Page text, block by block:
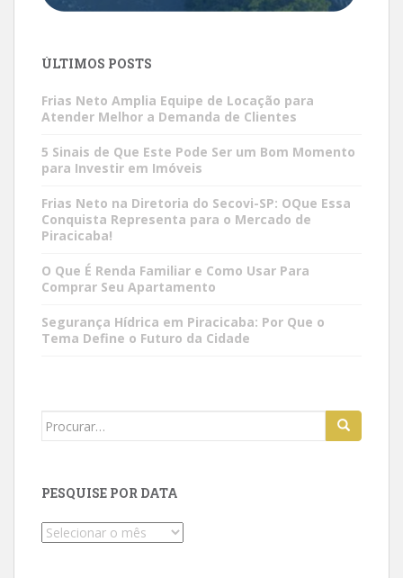
ÚLTIMOS POSTS
Frias Neto Amplia Equipe de Locação para
Atender Melhor a Demanda de Clientes
5 Sinais de Que Este Pode Ser um Bom Momento
para Investir em Imóveis
Frias Neto na Diretoria do Secovi-SP: OQue Essa
Conquista Representa para o Mercado de
Piracicaba!
O Que É Renda Familiar e Como Usar Para
Comprar Seu Apartamento
Segurança Hídrica em Piracicaba: Por Que o
Tema Define o Futuro da Cidade
Search
PESQUISE POR DATA
Pesquise